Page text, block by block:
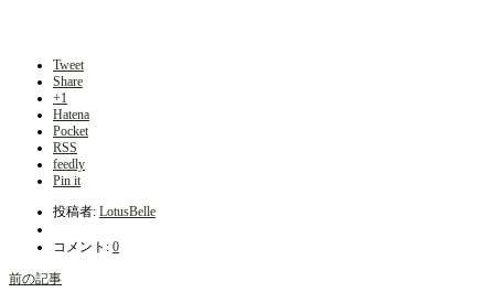
Tweet
Share
+1
Hatena
Pocket
RSS
feedly
Pin it
投稿者: LotusBelle
コメント: 0
前の記事